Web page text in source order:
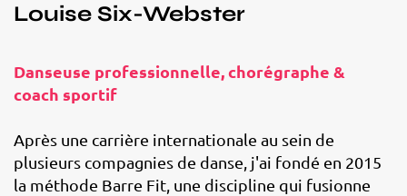
Louise Six-Webster
Danseuse professionnelle, chorégraphe &
coach sportif
Après une carrière internationale au sein de
plusieurs compagnies de danse, j'ai fondé en 2015
la méthode Barre Fit, une discipline qui fusionne